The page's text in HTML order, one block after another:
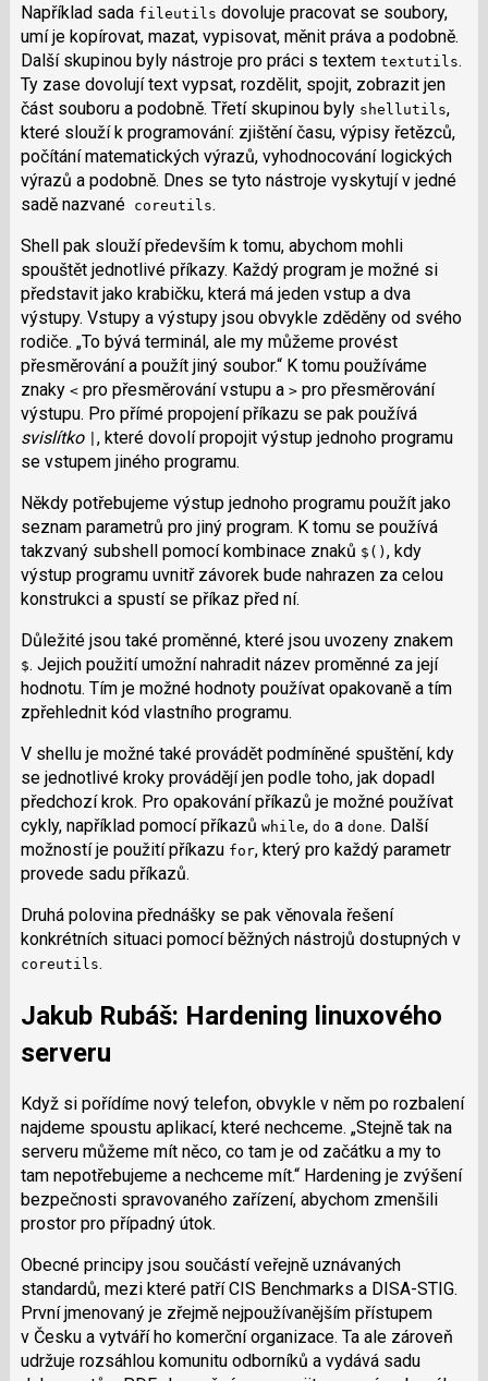
Například sada fileutils dovoluje pracovat se soubory,
umí je kopírovat, mazat, vypisovat, měnit práva a podobně.
Další skupinou byly nástroje pro práci s textem textutils.
Ty zase dovolují text vypsat, rozdělit, spojit, zobrazit jen
část souboru a podobně. Třetí skupinou byly shellutils,
které slouží k programování: zjištění času, výpisy řetězců,
počítání matematických výrazů, vyhodnocování logických
výrazů a podobně. Dnes se tyto nástroje vyskytují v jedné
sadě nazvané coreutils.
Shell pak slouží především k tomu, abychom mohli
spouštět jednotlivé příkazy. Každý program je možné si
představit jako krabičku, která má jeden vstup a dva
výstupy. Vstupy a výstupy jsou obvykle zděděny od svého
rodiče. To bývá terminál, ale my můžeme provést
přesměrování a použít jiný soubor. K tomu používáme
znaky <pro přesměrování vstupu a >pro přesměrování
výstupu. Pro přímé propojení příkazu se pak používá
svislítko
, které dovolí propojit výstup jednoho programu
se vstupem jiného programu.
Někdy potřebujeme výstup jednoho programu použít jako
seznam parametrů pro jiný program. K tomu se používá
takzvaný subshell pomocí kombinace znaků $() , kdy
výstup programu uvnitř závorek bude nahrazen za celou
konstrukci a spustí se příkaz před ní.
Důležité jsou také proměnné, které jsou uvozeny znakem
$. Jejich použití umožní nahradit název proměnné za její
hodnotu. Tím je možné hodnoty používat opakovaně a tím
zpřehlednit kód vlastního programu.
V shellu je možné také provádět podmíněné spuštění, kdy
se jednotlivé kroky provádějí jen podle toho, jak dopadl
předchozí krok. Pro opakování příkazů je možné používat
cykly, například pomocí příkazů while, do a done. Další
možností je použití příkazu for, který pro každý parametr
provede sadu příkazů.
Druhá polovina přednášky se pak věnovala řešení
konkrétních situaci pomocí běžných nástrojů dostupných v
coreutils.
Jakub Rubáš: Hardening linuxového
serveru
Když si pořídíme nový telefon, obvykle v něm po rozbalení
najdeme spoustu aplikací, které nechceme. Stejně tak na
serveru můžeme mít něco, co tam je od začátku a my to
tam nepotřebujeme a nechceme mít. Hardening je zvýšení
bezpečnosti spravovaného zařízení, abychom zmenšili
prostor pro případný útok.
Obecné principy jsou součástí veřejně uznávaných
standardů, mezi které patří CIS Benchmarks a DISA-STIG.
První jmenovaný je zřejmě nejpoužívanějším přístupem
v Česku a vytváří ho komerční organizace. Ta ale zároveň
udržuje rozsáhlou komunitu odborníků a vydává sadu